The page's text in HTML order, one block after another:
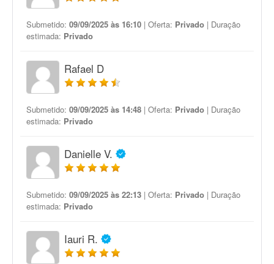
Submetido: 09/09/2025 às 16:10 | Oferta: Privado | Duração
estimada: Privado
Rafael D
Submetido: 09/09/2025 às 14:48 | Oferta: Privado | Duração
estimada: Privado
Danielle V.
Submetido: 09/09/2025 às 22:13 | Oferta: Privado | Duração
estimada: Privado
Iauri R.